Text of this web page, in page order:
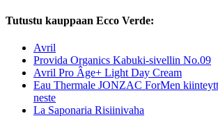
Tutustu kauppaan Ecco Verde:
Avril
Provida Organics Kabuki-sivellin No.09
Avril Pro Âge+ Light Day Cream
Eau Thermale JONZAC ForMen
neste
La Saponaria Risiinivaha